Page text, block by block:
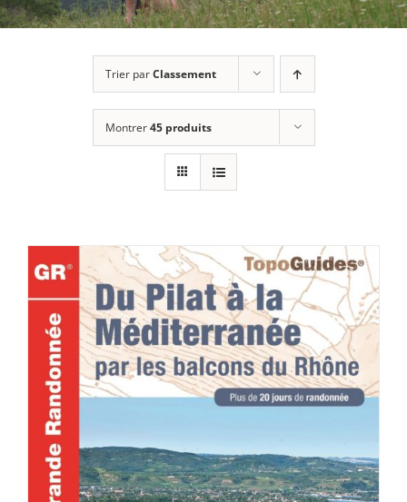
Trier parClassement
Montrer45 produits